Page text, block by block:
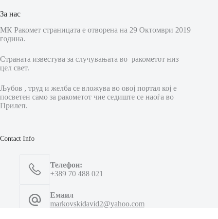
За нас
МК Ракомет страницата е отворена на 29 Октомври 2019
година.
Страната известува за случувањата во ракометот низ
цел свет.
Љубов , труд и желба се вложува во овој портал кој е
посветен само за ракометот чие седиште се наоѓа во
Прилеп.
Contact Info
Телефон:
+389 70 488 021
Емаил
markovskidavid2@yahoo.com